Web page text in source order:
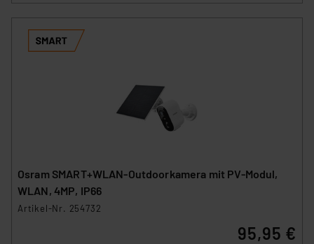
Osram SMART+WLAN-Outdoorkamera mit PV-Modul,
WLAN, 4MP, IP66
Artikel-Nr. 254732
95,95 €